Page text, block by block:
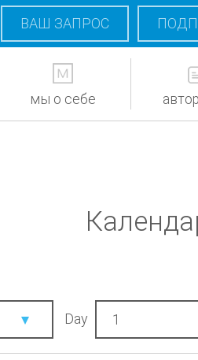
ВАШ ЗАПРОС
мы о себе
Day 1